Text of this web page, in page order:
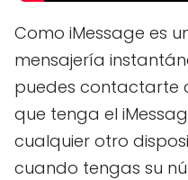
Como iMessage es
mensajería
puedes contactarte
que tenga el
cualquier otro
cuando tengas su